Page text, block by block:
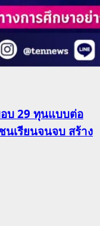
บ 29 ทุนแบบต่อ
นเรียนจนจบ สร้าง